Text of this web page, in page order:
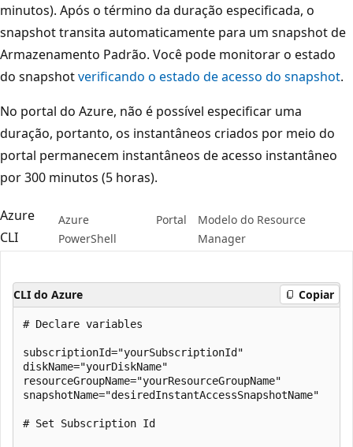
minutos). Após o término da duração especificada, o
snapshot transita automaticamente para um snapshot de
Armazenamento Padrão. Você pode monitorar o estado
do snapshotverificando o estado de acesso do snapshot.
No portal do Azure, não é possível especificar uma
duração, portanto, os instantâneos criados por meio do
portal permanecem instantâneos de acesso instantâneo
por 300 minutos (5 horas).
Azure
CLI
Azure
PowerShell
Portal
Modelo do Resource
Manager
CLI do Azure Copiar
# Declare variables
subscriptionId="yourSubscriptionId"
diskName="yourDiskName"
resourceGroupName="yourResourceGroupName"
snapshotName="desiredInstantAccessSnapshotName"
# Set Subscription Id